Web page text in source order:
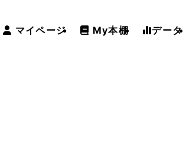
マイページ My本棚 データ